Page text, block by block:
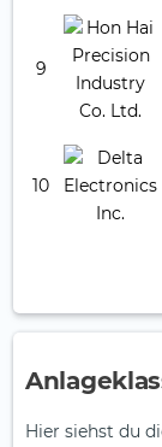
9
10
Hier siehst du